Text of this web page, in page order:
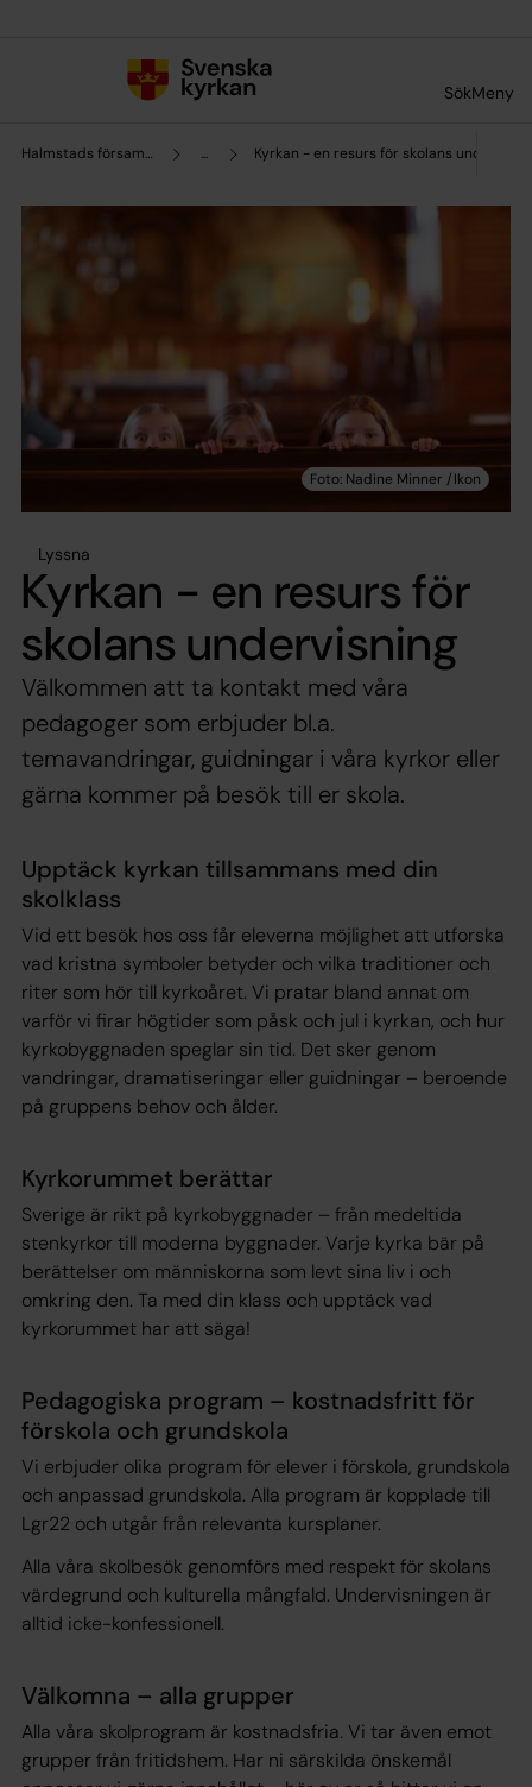
SökMeny
Halmstads församling ... Kyrkan - en resurs för skolans
Lyssna
Kyrkan - en resurs för
skolans undervisning
Välkommen att ta kontakt med våra
pedagoger som erbjuder bl.a.
temavandringar, guidningar i våra kyrkor eller
gärna kommer på besök till er skola.
Upptäck kyrkan tillsammans med din
skolklass
Vid ett besök hos oss får eleverna möjlighet att utforska
vad kristna symboler betyder och vilka traditioner och
riter som hör till kyrkoåret. Vi pratar bland annat om
varför vi firar högtider som påsk och jul i kyrkan, och hur
kyrkobyggnaden speglar sin tid. Det sker genom
vandringar, dramatiseringar eller guidningar – beroende
på gruppens behov och ålder.
Kyrkorummet berättar
Sverige är rikt på kyrkobyggnader – från medeltida
stenkyrkor till moderna byggnader. Varje kyrka bär på
berättelser om människorna som levt sina liv i och
omkring den. Ta med din klass och upptäck vad
kyrkorummet har att säga!
Pedagogiska program – kostnadsfritt för
förskola och grundskola
Vi erbjuder olika program för elever i förskola, grundskola
och anpassad grundskola. Alla program är kopplade till
Lgr22 och utgår från relevanta kursplaner.
Alla våra skolbesök genomförs med respekt för skolans
värdegrund och kulturella mångfald. Undervisningen är
alltid icke-konfessionell.
Välkomna – alla grupper
Alla våra skolprogram är kostnadsfria. Vi tar även emot
grupper från fritidshem. Har ni särskilda önskemål